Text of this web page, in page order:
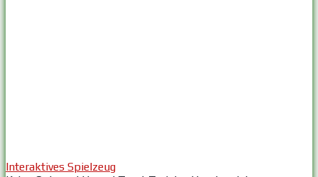
Interaktives Spielzeug